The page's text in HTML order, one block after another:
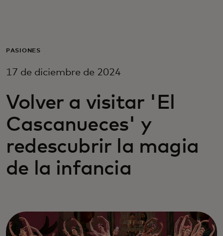
Para empresas
Noticias y tendencias
PASIONES
17 de diciembre de 2024
Volver a visitar 'El
Cascanueces' y
redescubrir la magia
de la infancia